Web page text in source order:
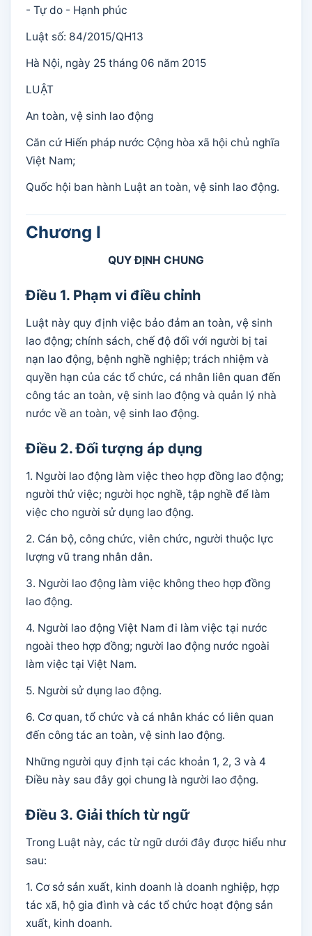
- Tự do - Hạnh phúc
Luật số: 84/2015/QH13
Hà Nội, ngày 25 tháng 06 năm 2015
LUẬT
An toàn, vệ sinh lao động
Căn cứ Hiến pháp nước Cộng hòa xã hội chủ nghĩa
Việt Nam;
Quốc hội ban hành Luật an toàn, vệ sinh lao động.
Chương I
QUY ĐỊNH CHUNG
Điều 1. Phạm vi điều chỉnh
Luật này quy định việc bảo đảm an toàn, vệ sinh
lao động; chính sách, chế độ đối với người bị tai
nạn lao động, bệnh nghề nghiệp; trách nhiệm và
quyền hạn của các tổ chức, cá nhân liên quan đến
công tác an toàn, vệ sinh lao động và quản lý nhà
nước về an toàn, vệ sinh lao động.
Điều 2. Đối tượng áp dụng
1. Người lao động làm việc theo hợp đồng lao động;
người thử việc; người học nghề, tập nghề để làm
việc cho người sử dụng lao động.
2. Cán bộ, công chức, viên chức, người thuộc lực
lượng vũ trang nhân dân.
3. Người lao động làm việc không theo hợp đồng
lao động.
4. Người lao động Việt Nam đi làm việc tại nước
ngoài theo hợp đồng; người lao động nước ngoài
làm việc tại Việt Nam.
5. Người sử dụng lao động.
6. Cơ quan, tổ chức và cá nhân khác có liên quan
đến công tác an toàn, vệ sinh lao động.
Những người quy định tại các khoản 1, 2, 3 và 4
Điều này sau đây gọi chung là người lao động.
Điều 3. Giải thích từ ngữ
Trong Luật này, các từ ngữ dưới đây được hiểu như
sau:
1. Cơ sở sản xuất, kinh doanh là doanh nghiệp, hợp
tác xã, hộ gia đình và các tổ chức hoạt động sản
xuất, kinh doanh.